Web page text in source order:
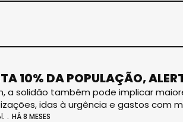
10% DA POPULAÇÃO,
a solidão também pode implicar
idas à urgência e gastos com
HÁ 8 MESES